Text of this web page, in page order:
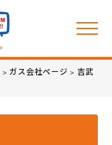
>ガス会社ページ > 吉武